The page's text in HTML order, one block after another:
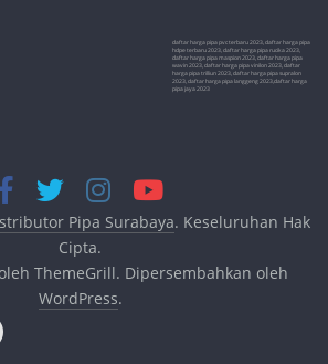
daftar harga pipa pvc terbaru 2023, daftar harga pipa
hdpe terbaru 2023, daftar harga pipa rucika 2023,
daftar harga pipa maspion 2023, daftar harga pipa
wavin 2023, daftar harga pipa vinilon 2023, daftar
harga pipa trilliun 2023, daftar harga pipa supralon
2023, daftar harga pipa langgeng 2023,daftar harga
pipa jaya 2023
Pipa Surabaya. Keseluruhan Hak
Cipta.
ThemeGrill. Dipersembahkan oleh
WordPress.